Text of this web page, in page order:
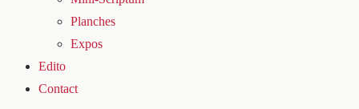
Planches
Expos
Edito
Contact